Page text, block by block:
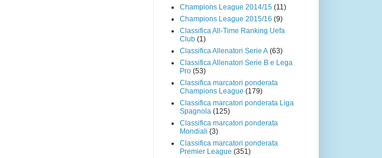
Champions League 2014/15 (11)
Champions League 2015/16 (9)
Classifica All-Time Ranking Uefa
Club (1)
Classifica Allenatori Serie A (63)
Classifica Allenatori Serie B e Lega
Pro (53)
Classifica marcatori ponderata
Champions League (179)
Classifica marcatori ponderata Liga
Spagnola (125)
Classifica marcatori ponderata
Mondiali (3)
Classifica marcatori ponderata
Premier League (351)